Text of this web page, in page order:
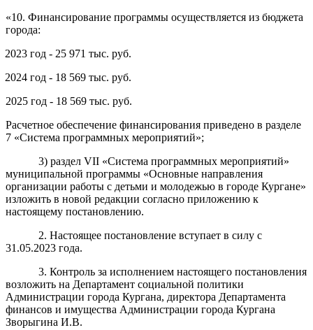
«10. Финансирование программы осуществляется из бюджета
города:
2023 год - 25 971 тыс. руб.
2024 год - 18 569 тыс. руб.
2025 год - 18 569 тыс. руб.
Расчетное обеспечение финансирования приведено в разделе
7 «Система программных мероприятий»;
3) раздел VII «Система программных мероприятий»
муниципальной программы «Основные направления
организации работы с детьми и молодежью в городе Кургане»
изложить в новой редакции согласно приложению к
настоящему постановлению.
2. Настоящее постановление вступает в силу с
31.05.2023 года.
3. Контроль за исполнением настоящего постановления
возложить на Департамент социальной политики
Администрации города Кургана, директора Департамента
финансов и имущества Администрации города Кургана
Зворыгина И.В.